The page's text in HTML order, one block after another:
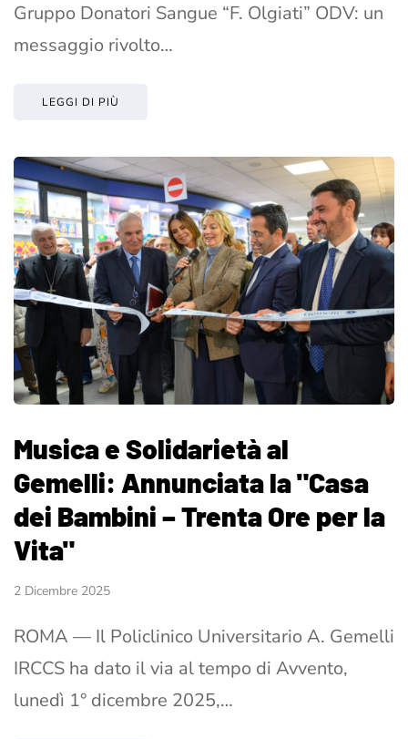
Gruppo Donatori Sangue “F. Olgiati” ODV: un
messaggio rivolto…
LEGGI DI PIÙ
Musica e Solidarietà al
Gemelli: Annunciata la "Casa
dei Bambini – Trenta Ore per la
Vita"
2 Dicembre 2025
ROMA — Il Policlinico Universitario A. Gemelli
IRCCS ha dato il via al tempo di Avvento,
lunedì 1° dicembre 2025,…